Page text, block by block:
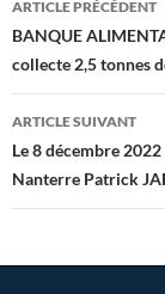
des
articles
ARTICLE PRÉCÉDENT
BANQUE
collecte 2,5 tonnes
ARTICLE SUIVANT
Le 8 décembre
Nanterre Patrick